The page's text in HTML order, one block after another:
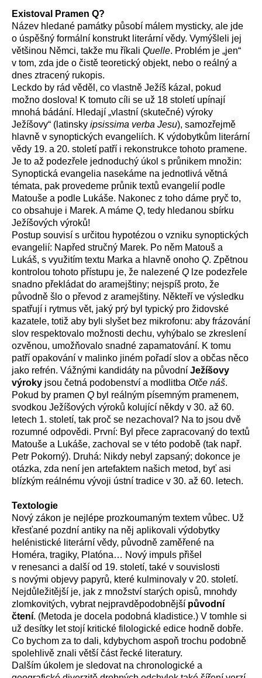
Existoval Pramen Q?
Název hledané památky působí málem mysticky, ale jde
o úspěšný formální konstrukt literární vědy. Vymýšleli jej
většinou Němci, takže mu říkali Quelle. Problém je „jen“
v tom, zda jde o čistě teoretický objekt, nebo o reálný a
dnes ztracený rukopis.
Leckdo by rád věděl, co vlastně Ježíš kázal, pokud
možno doslova! K tomuto cíli se už 18 století upínají
mnohá bádání. Hledají „vlastní (skutečné) výroky
Ježíšovy“ (latinsky ipsissima verba Jesu), samozřejmě
hlavně v synoptických evangeliích. K výdobytkům literární
vědy 19. a 20. století patří i rekonstrukce tohoto pramene.
Je to až podezřele jednoduchý úkol s průnikem množin:
Synoptická evangelia nasekáme na jednotlivá větná
témata, pak provedeme průnik textů evangelií podle
Matouše a podle Lukáše. Nakonec z toho dáme pryč to,
co obsahuje i Marek. A máme Q, tedy hledanou sbírku
Ježíšových výroků!
Postup souvisí s určitou hypotézou o vzniku synoptických
evangelií: Napřed stručný Marek. Po něm Matouš a
Lukáš, s využitím textu Marka a hlavně onoho Q. Zpětnou
kontrolou tohoto přístupu je, že nalezené Q lze podezřele
snadno překládat do aramejštiny; nejspíš proto, že
původně šlo o převod z aramejštiny. Někteří ve výsledku
spatřují i rytmus vět, jaký prý byl typický pro židovské
kazatele, totiž aby byli slyšet bez mikrofonu: aby frázování
slov respektovalo možnosti dechu, vyhýbalo se zkreslení
ozvěnou, umožňovalo snadné zapamatování. K tomu
patří opakování v malinko jiném pořadí slov a občas něco
jako refrén. Vážnými kandidáty na původní Ježíšovy
výroky jsou četná podobenství a modlitba Otče náš.
Pokud by pramen Q byl reálným písemným pramenem,
svodkou Ježíšových výroků kolující někdy v 30. až 60.
letech 1. století, tak proč se nezachoval? Na to jsou dvě
rozumné odpovědi. První: Byl přece zapracovaný do textů
Matouše a Lukáše, zachoval se v této podobě (tak např.
Petr Pokorný). Druhá: Nikdy nebyl zapsaný; dokonce je
otázka, zda není jen artefaktem našich metod, byť asi
blízkým reálnému vývoji ústní tradice v 30. až 60. letech.
Textologie
Nový zákon je nejlépe prozkoumaným textem vůbec. Už
křesťané pozdní antiky na něj aplikovali výdobytky
helénistické literární vědy, původně zaměřené na
Homéra, tragiky, Platóna… Nový impuls přišel
v renesanci a další od 19. století, také v souvislosti
s novými objevy papyrů, které kulminovaly v 20. století.
Nejdůležitější je, jak z množství starých opisů, mnohdy
zlomkovitých, vybrat nejpravděpodobnější původní
čtení. (Metoda je docela podobná kladistice.) V tomhle si
už desítky let stojí kritické filologické edice hodně dobře.
Co bychom za to dali, kdybychom aspoň trochu podobně
spolehlivě znali větší část řecké literatury.
Dalším úkolem je sledovat na chronologické a